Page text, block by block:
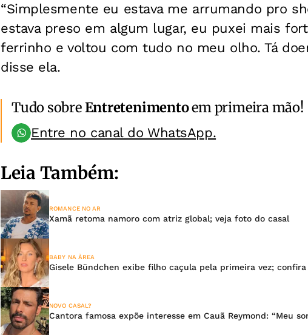
“Simplesmente eu estava me arrumando pro
estava preso em algum lugar, eu puxei mais
ferrinho e voltou com tudo no meu olho. Tá
disse ela.
Tudo sobreEntretenimentoem primeira mão!
Entre no canal do WhatsApp.
Leia Também:
ROMANCE NO AR
Xamã retoma namoro com atriz global; veja foto do casal
BABY NA ÀREA
Gisele Bündchen exibe filho caçula pela primeira vez; confira
NOVO CASAL?
Cantora famosa expõe interesse em Cauã Reymond: “Meu